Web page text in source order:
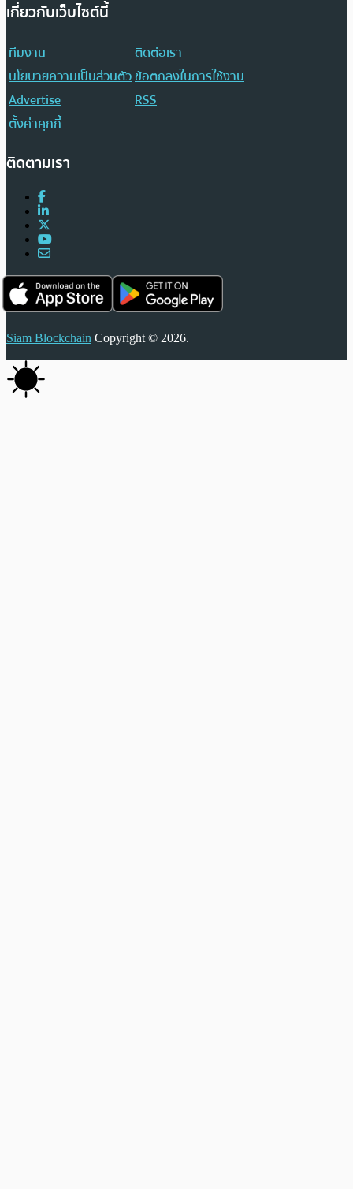
เกี่ยวกับเว็บไซต์นี้
ทีมงาน
ติดต่อเรา
นโยบายความเป็นส่วนตัวข้อตกลงในการใช้งาน
Advertise
RSS
ตั้งค่าคุกกี้
ติดตามเรา
Siam Blockchain Copyright © 2026.